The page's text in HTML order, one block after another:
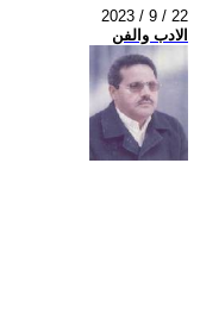
2023 / 9 / 22
الادب والفن